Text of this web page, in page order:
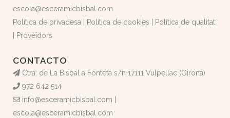
escola@esceramicbisbal.com
Política de privadesa
Política de cookies
Política de qualitat
Proveïdors
CONTACTO
Ctra. de La Bisbal a Fonteta s/n 17111 Vulpellac (Girona)
972 642 514
info@esceramicbisbal.com
escola@esceramicbisbal.com